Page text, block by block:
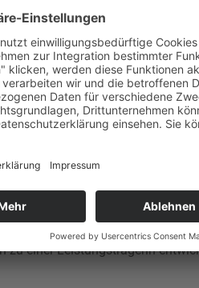
Norina Tönges
gefallen wusste, gibt es ein
zu einer Leistungsträgerin